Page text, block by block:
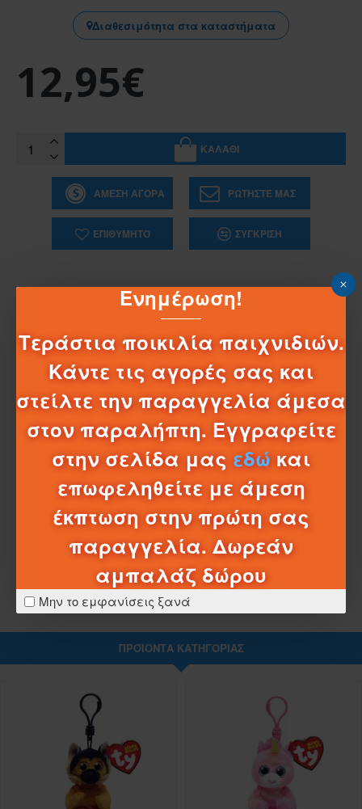
Ενημέρωση!
Τεράστια ποικιλία παιχνιδιών.
Κάντε τις αγορές σας και
στείλτε την παραγγελία άμεσα
στον παραλήπτη. Εγγραφείτε
στην σελίδα μας εδώ και
επωφεληθείτε με άμεση
έκπτωση στην πρώτη σας
παραγγελία. Δωρεάν
αμπαλάζ δώρου
Μην το εμφανίσεις ξανά
Διαθεσιμότητα στα καταστήματα
12,95€
ΚΑΛΆΘΙ
ΆΜΕΣΗ ΑΓΟΡΆ ΡΩΤΉΣΤΕ ΜΑΣ
ΕΠΙΘΥΜΗΤΌ ΣΎΓΚΡΙΣΗ
ΠΕΡΙΓΡΑΦΉ
TY ΧΝΟΥΔΩΤΟ ΑΛΕΠΟΥ ΤΙΡΚΟΥΑΖ 23ΕΚ
Ty Beanie Boos Λούτρινο Αλεπού Τιρκουάζ 23εκ
ΧΑΡΑΚΤΗΡΙΣΤΙΚΆ
ΣΧΈΔΙΑ - ΜΠΑΤΑΡΊΕΣ
ΛΕΠΤΟΜΈΡΕΙΕΣ ΑΠΟΣΤΟΛΉΣ
ΠΡΟΪΌΝΤΑ ΚΑΤΗΓΟΡΊΑΣ